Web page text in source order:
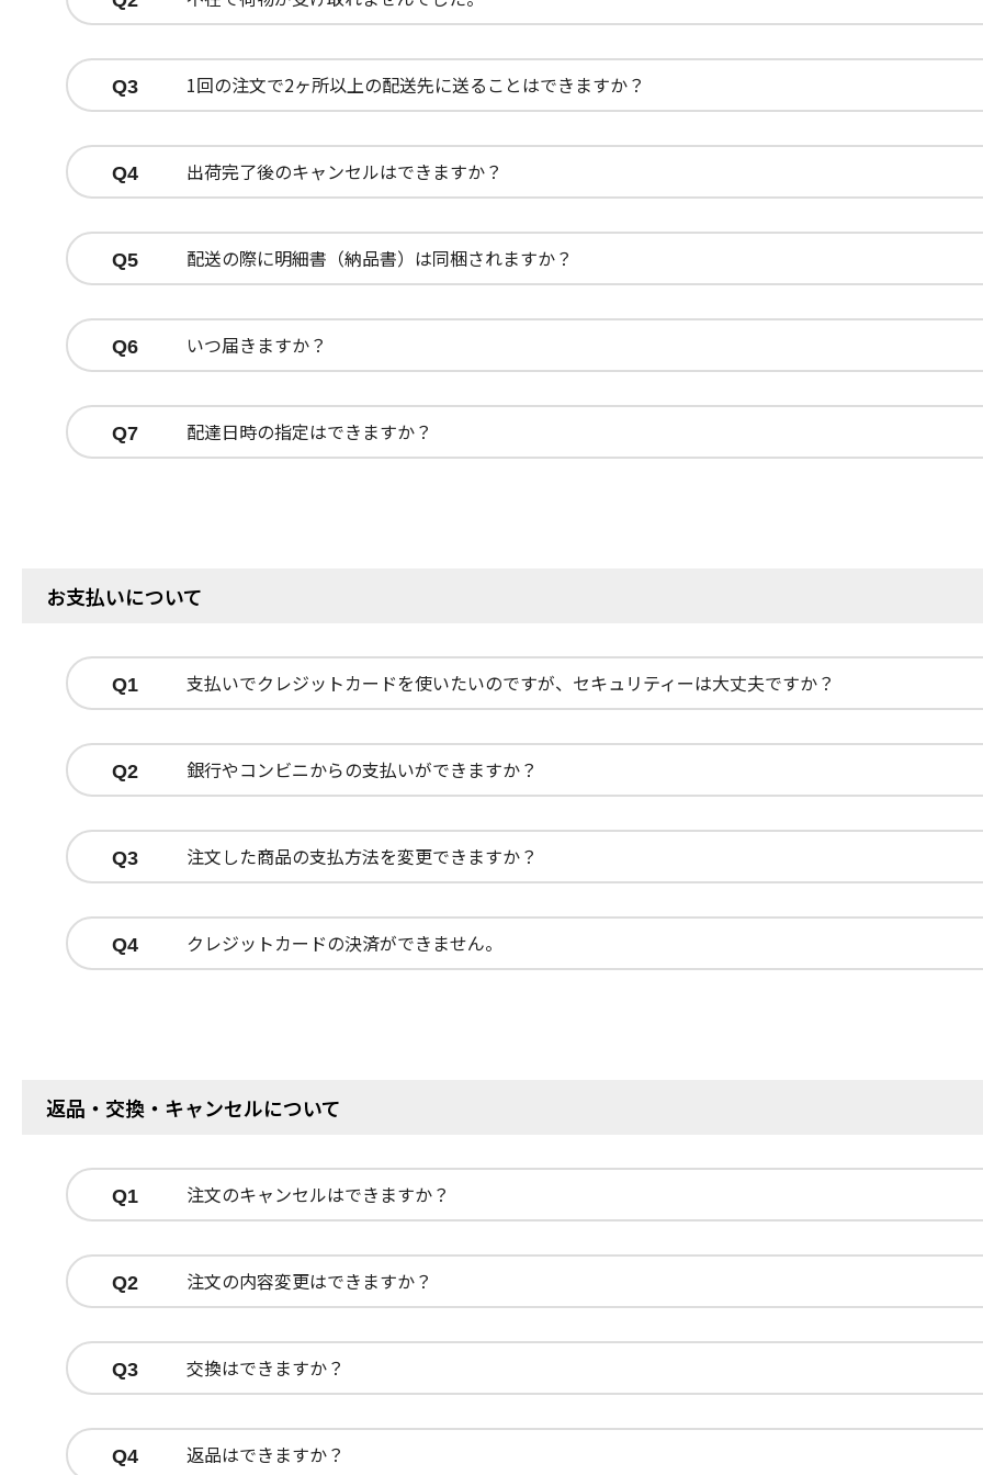
Q3 1回の注文で2ヶ所以上の配送先に送ることはできますか？
Q4 出荷完了後のキャンセルはできますか？
Q5 配送の際に明細書（納品書）は同梱されますか？
Q6 いつ届きますか？
Q7 配達日時の指定はできますか？
お支払いについて
Q1 支払いでクレジットカードを使いたいのですが、セキュリティーは大丈夫ですか？
Q2 銀行やコンビニからの支払いができますか？
Q3 注文した商品の支払方法を変更できますか？
Q4 クレジットカードの決済ができません。
返品・交換・キャンセルについて
Q1 注文のキャンセルはできますか？
Q2 注文の内容変更はできますか？
Q3 交換はできますか？
Q4 返品はできますか？